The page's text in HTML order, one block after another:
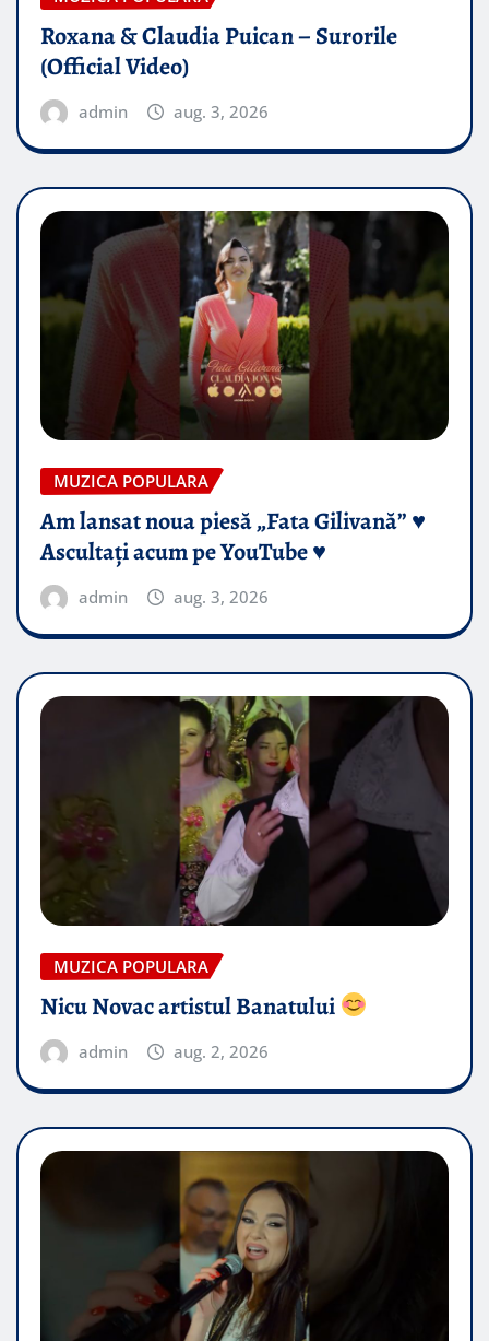
Roxana & Claudia Puican – Surorile
(Official Video)
admin aug. 3, 2026
MUZICA POPULARA
Am lansat noua piesă „Fata Gilivană” ♥️
Ascultați acum pe YouTube ♥️
admin aug. 3, 2026
MUZICA POPULARA
Nicu Novac artistul Banatului
admin aug. 2, 2026